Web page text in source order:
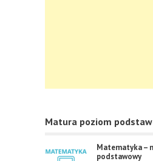
Matura poziom
Matematyka –
podstawowy